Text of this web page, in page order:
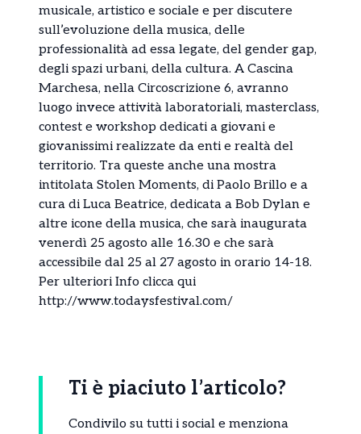
musicale, artistico e sociale e per discutere
sull’evoluzione della musica, delle
professionalità ad essa legate, del gender gap,
degli spazi urbani, della cultura. A Cascina
Marchesa, nella Circoscrizione 6, avranno
luogo invece attività laboratoriali, masterclass,
contest e workshop dedicati a giovani e
giovanissimi realizzate da enti e realtà del
territorio. Tra queste anche una mostra
intitolata Stolen Moments, di Paolo Brillo e a
cura di Luca Beatrice, dedicata a Bob Dylan e
altre icone della musica, che sarà inaugurata
venerdì 25 agosto alle 16.30 e che sarà
accessibile dal 25 al 27 agosto in orario 14-18.
Per ulteriori Info clicca qui
http://www.todaysfestival.com/
Ti è piaciuto l’articolo?
Condivilo su tutti i social e menziona